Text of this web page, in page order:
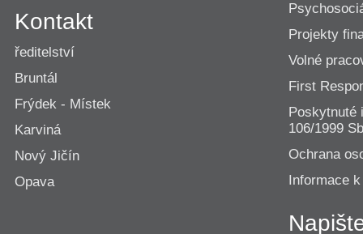
Kontakt
ředitelství
Bruntál
Frýdek - Místek
Karviná
Nový Jičín
Opava
Projekty
Volné
First
Poskytnuté
106/1999
Ochrana
Informace